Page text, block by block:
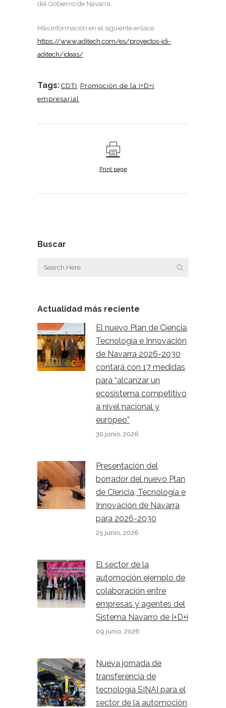
del Gobierno de Navarra.
Más información en el siguiente enlace:
https://www.aditech.com/es/proyectos-idi-
aditech/ideas/
Tags: CDTI Promoción de la I+D+i
empresarial
Print page
Buscar
Actualidad más reciente
El nuevo Plan de Ciencia,
Tecnología e Innovación
de Navarra 2026-2030
contará con 17 medidas
para “alcanzar un
ecosistema competitivo
a nivel nacional y
europeo”
30 junio, 2026
Presentación del
borrador del nuevo Plan
de Ciencia, Tecnología e
Innovación de Navarra
para 2026-2030
25 junio, 2026
El sector de la
automoción ejemplo de
colaboración entre
empresas y agentes del
Sistema Navarro de I+D+i
09 junio, 2026
Nueva jornada de
transferencia de
tecnología SINAI para el
sector de la automoción